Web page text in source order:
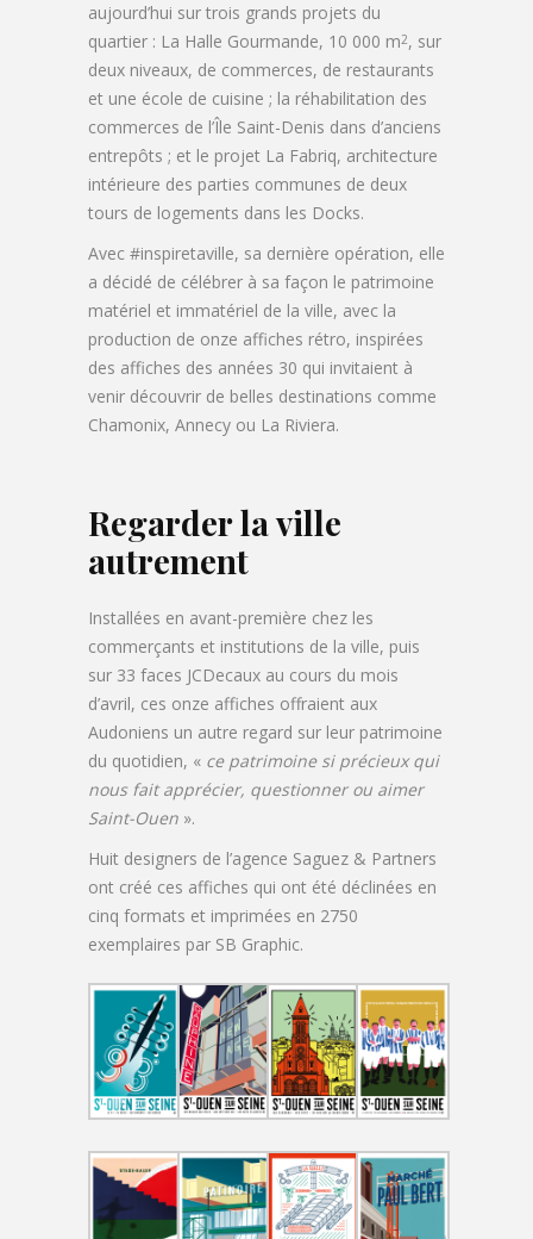
aujourd’hui sur trois grands projets du
quartier : La Halle Gourmande, 10 000 m2, sur
deux niveaux, de commerces, de restaurants
et une école de cuisine ; la réhabilitation des
commerces de l’Île Saint-Denis dans d’anciens
entrepôts ; et le projet La Fabriq, architecture
intérieure des parties communes de deux
tours de logements dans les Docks.
Avec #inspiretaville, sa dernière opération, elle
a décidé de célébrer à sa façon le patrimoine
matériel et immatériel de la ville, avec la
production de onze affiches rétro, inspirées
des affiches des années 30 qui invitaient à
venir découvrir de belles destinations comme
Chamonix, Annecy ou La Riviera.
Regarder la ville
autrement
Installées en avant-première chez les
commerçants et institutions de la ville, puis
sur 33 faces JCDecaux au cours du mois
d’avril, ces onze affiches offraient aux
Audoniens un autre regard sur leur patrimoine
du quotidien, « ce patrimoine si précieux qui
nous fait apprécier, questionner ou aimer
Saint-Ouen ».
Huit designers de l’agence Saguez & Partners
ont créé ces affiches qui ont été déclinées en
cinq formats et imprimées en 2750
exemplaires par SB Graphic.